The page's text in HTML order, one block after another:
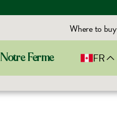
Where to buy
Notre Ferme FR